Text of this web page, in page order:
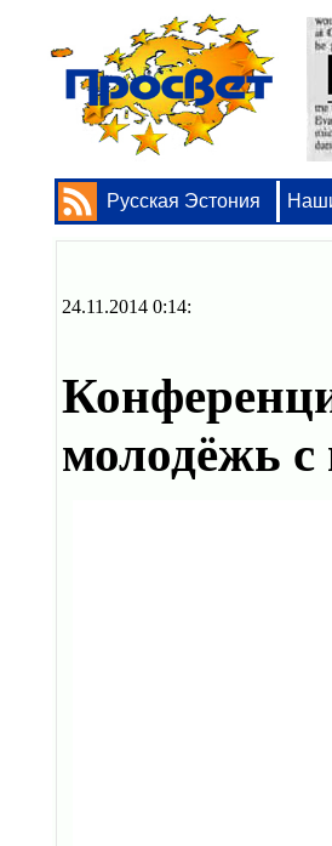
Русская Эстония
24.11.2014 0:14:
молодёжь